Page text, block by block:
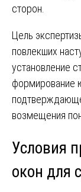
сторон.
Цель
повлекших
установление
формирование
возмещения
Условия
окон для